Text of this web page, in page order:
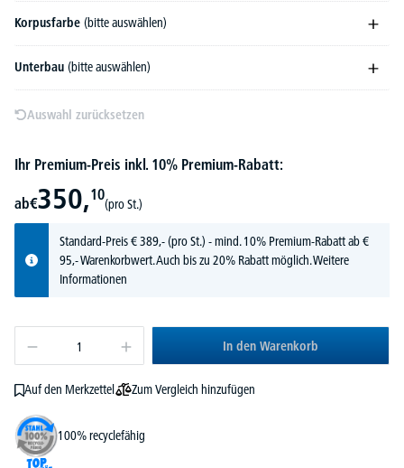
Korpusfarbe (bitte auswählen)
Unterbau (bitte auswählen)
Auswahl zurücksetzen
Ihr Premium-Preis inkl. 10% Premium-Rabatt:
ab€350,10
(pro St.)
Standard-Preis€389,-(pro St.) - mind. 10% Premium-Rabatt ab €
95,- Warenkorbwert. Auch bis zu 20% Rabatt möglich.Weitere
Informationen
In den Warenkorb
Auf den Merkzettel Zum Vergleich hinzufügen
100% recyclefähig